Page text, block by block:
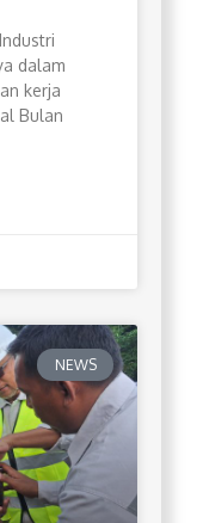
dalam
kerja
Bulan
NEWS